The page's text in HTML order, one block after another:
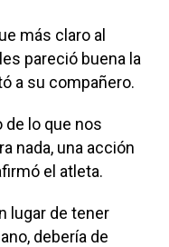
más claro al
pareció buena la
a su compañero.
de lo que nos
nada, una acción
el atleta.
lugar de tener
debería de